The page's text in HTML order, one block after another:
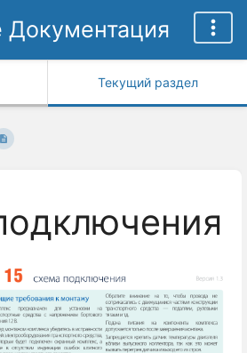
Документация
Текущий раздел